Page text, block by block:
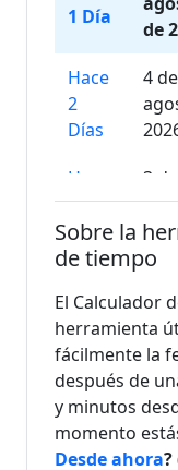
1 Día
de
Hace
2
Días
4 de
Hace
3
Días
3 de
4
Días
Hace
5
Días
1 de
Sobre la
de tiempo
El Calculador
herramienta
fácilmente la
después de
y minutos
momento
Desde ahora?